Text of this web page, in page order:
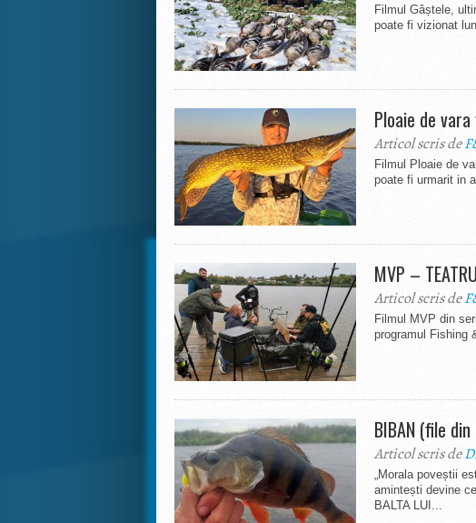
Filmul Gâștele,
poate fi vizionat
Ploaie de vara
Articol scris de
Filmul Ploaie de
poate fi urmarit in
MVP –
Articol scris de
Filmul MVP din
programul Fishing
BIBAN (file din
Articol scris de
„Morala poveștii
amintești devine
BALTA LUI...